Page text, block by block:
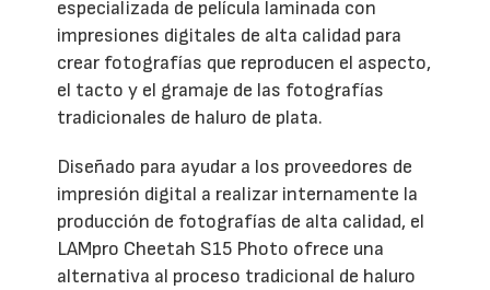
especializada de película laminada con
impresiones digitales de alta calidad para
crear fotografías que reproducen el aspecto,
el tacto y el gramaje de las fotografías
tradicionales de haluro de plata.
Diseñado para ayudar a los proveedores de
impresión digital a realizar internamente la
producción de fotografías de alta calidad, el
LAMpro Cheetah S15 Photo ofrece una
alternativa al proceso tradicional de haluro